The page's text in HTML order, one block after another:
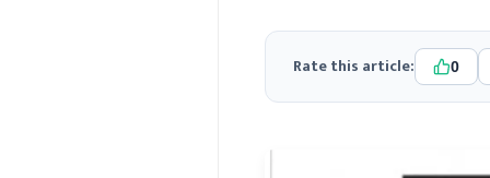
Rate this article: 0